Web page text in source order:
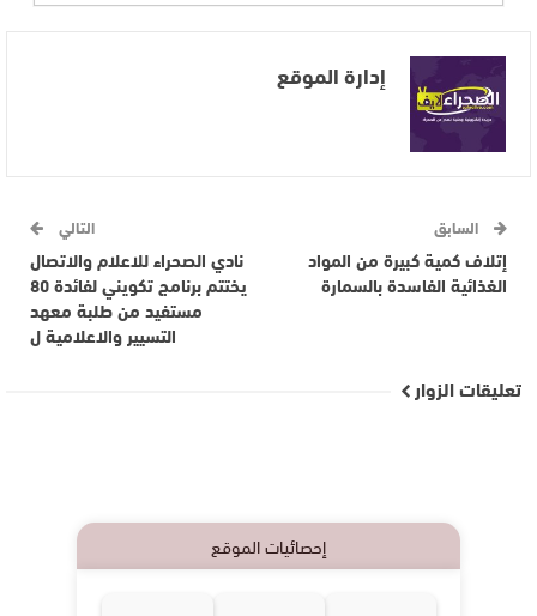
إدارة الموقع
السابق
إتلاف كمية كبيرة من المواد
الغذائية الفاسدة بالسمارة
التالي
نادي الصحراء للاعلام والاتصال
يختتم برنامج تكويني لفائدة 80
مستفيد من طلبة معهد
التسيير والاعلامية ل
تعليقات الزوار
إحصائيات الموقع